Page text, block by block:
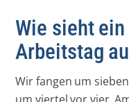
Wie sieht
Arbeitstag
Wir fangen um